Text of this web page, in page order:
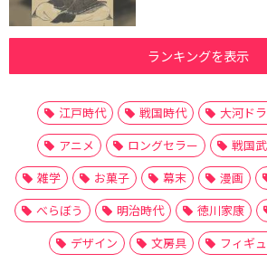
ランキングを表示
江戸時代 戦国時代 大河ド
アニメ
ロングセラー 戦国
雑学
お菓子 幕末 漫画
べらぼう
明治時代 徳川家康
デザイン
文房具 フィギ